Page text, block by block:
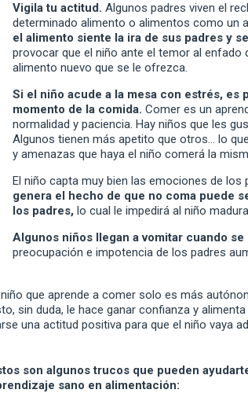
Vigila tu actitud. Algunos padres viven el
determinado alimento o alimentos como un
el alimento siente la ira de sus padres y
provocar que el niño ante el temor al enfado
alimento nuevo que se le ofrezca.
Si el niño acude a la mesa con estrés, es
momento de la comida. Comer es un
normalidad y paciencia. Hay niños que les
Algunos tienen más apetito que otros… lo
y amenazas que haya el niño comerá la
El niño capta muy bien las emociones de los
genera el hecho de que no coma puede
los padres, lo cual le impedirá al niño
Algunos niños llegan a vomitar cuando se
preocupación e impotencia de los padres
niño que aprende a comer solo es más
sin duda, le hace ganar confianza y
una actitud positiva para que el niño vaya
son algunos trucos que pueden
sano en alimentación: